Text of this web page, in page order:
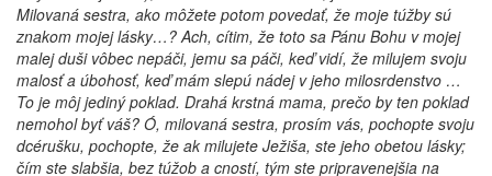
Milovaná sestra, ako môžete potom povedať, že moje túžby sú
znakom mojej lásky…? Ach, cítim, že toto sa Pánu Bohu v mojej
malej duši vôbec nepáči, jemu sa páči, keď vidí, že milujem svoju
malosť a úbohosť, keď mám slepú nádej v jeho milosrdenstvo …
To je môj jediný poklad. Drahá krstná mama, prečo by ten poklad
nemohol byť váš? Ó, milovaná sestra, prosím vás, pochopte svoju
dcérušku, pochopte, že ak milujete Ježiša, ste jeho obetou lásky;
čím ste slabšia, bez túžob a cností, tým ste pripravenejšia na